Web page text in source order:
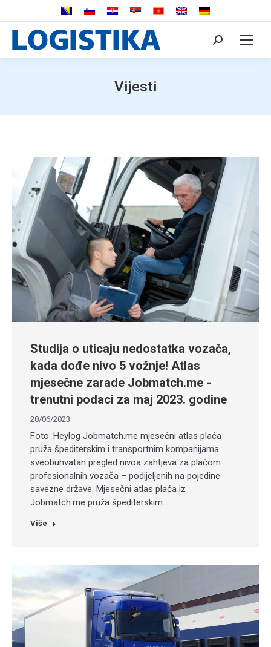
Search:
Vijesti
Studija o uticaju nedostatka vozača,
kada dođe nivo 5 vožnje! Atlas
mjesečne zarade Jobmatch.me -
trenutni podaci za maj 2023. godine
28/06/2023
Foto: Heylog Jobmatch.me mjesečni atlas plaća
pruža špediterskim i transportnim kompanijama
sveobuhvatan pregled nivoa zahtjeva za plaćom
profesionalnih vozača – podijeljenih na pojedine
savezne države. Mjesečni atlas plaća iz
Jobmatch.me pruža špediterskim…
Više